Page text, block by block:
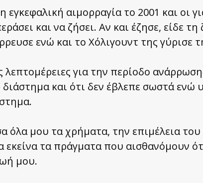
αιμορραγία το 2001 και οι
και να ζήσει. Αν και έζησε, είδε
ενώ και το Χόλιγουντ της γύρισε
λεπτομέρειες για την περίοδο
και ότι δεν έβλεπε σωστά
όλα μου τα χρήματα, την επιμέλεια
εκείνα τα πράγματα που αισθανόμουν
μου.